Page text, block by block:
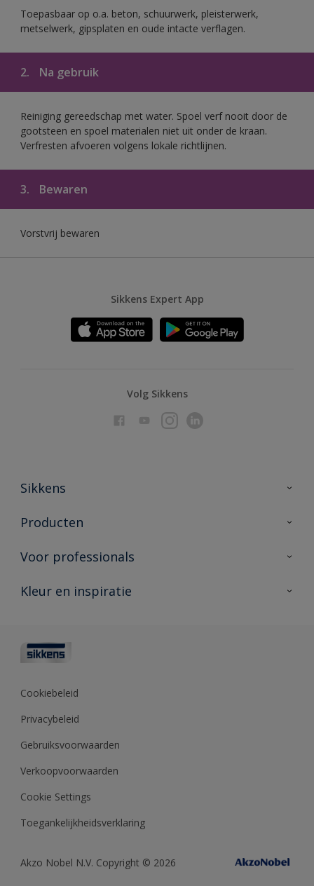
Toepasbaar op o.a. beton, schuurwerk, pleisterwerk,
metselwerk, gipsplaten en oude intacte verflagen.
2. Na gebruik
Reiniging gereedschap met water. Spoel verf nooit door de
gootsteen en spoel materialen niet uit onder de kraan.
Verfresten afvoeren volgens lokale richtlijnen.
3. Bewaren
Vorstvrij bewaren
Sikkens Expert App
Volg Sikkens
Sikkens
Over Sikkens
Duurzaamheid
Producten
Producten voor binnen
Vind je verkooppunt
Voor professionals
Advies & service
Polyfilla Pro
Sikkens Center
Kleur en inspiratie
Kleurcollecties
Kennisbank
Cookiebeleid
Privacybeleid
Gebruiksvoorwaarden
Verkoopvoorwaarden
Cookie Settings
Toegankelijkheidsverklaring
Akzo Nobel N.V. Copyright © 2026